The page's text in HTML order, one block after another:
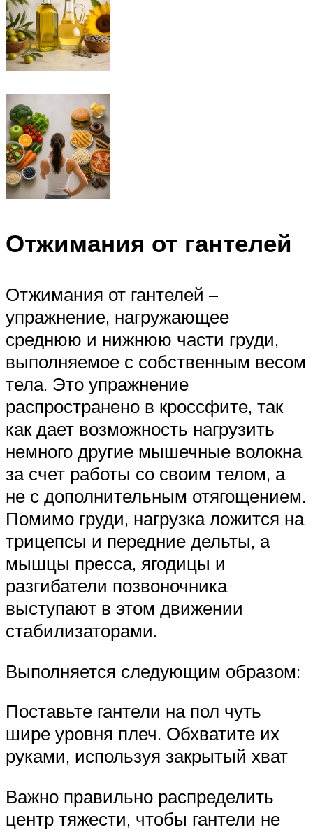
Отжимания от гантелей
Отжимания от гантелей –
упражнение, нагружающее
среднюю и нижнюю части груди,
выполняемое с собственным весом
тела. Это упражнение
распространено в кроссфите, так
как дает возможность нагрузить
немного другие мышечные волокна
за счет работы со своим телом, а
не с дополнительным отягощением.
Помимо груди, нагрузка ложится на
трицепсы и передние дельты, а
мышцы пресса, ягодицы и
разгибатели позвоночника
выступают в этом движении
стабилизаторами.
Выполняется следующим образом:
Поставьте гантели на пол чуть
шире уровня плеч. Обхватите их
руками, используя закрытый хват
Важно правильно распределить
центр тяжести, чтобы гантели не